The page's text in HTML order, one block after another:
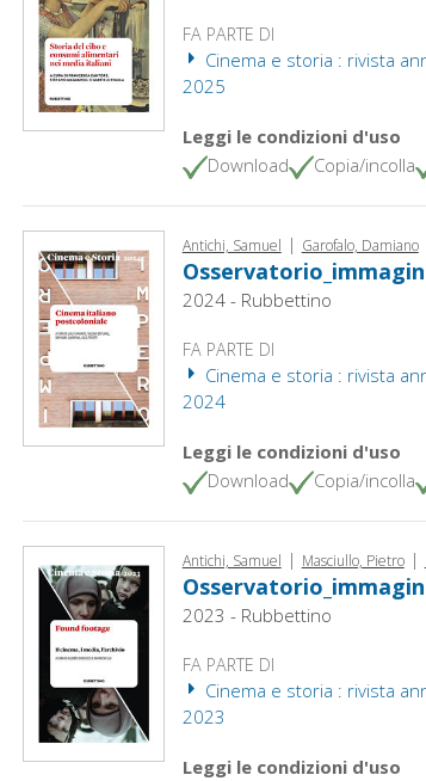
FA PARTE DI
Cinema e storia : rivista
2025
Leggi le condizioni d'uso
Download
Copia/incolla
Antichi, Samuel | Garofalo, Damiano
2024 - Rubbettino
FA PARTE DI
Cinema e storia : rivista
2024
Leggi le condizioni d'uso
Download
Copia/incolla
Antichi, Samuel | Masciullo, Pietro |
2023 - Rubbettino
FA PARTE DI
Cinema e storia : rivista
2023
Leggi le condizioni d'uso